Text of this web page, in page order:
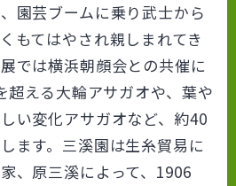
園芸ブームに乗り武士から
もてはやされ親しまれてき
では横浜朝顔会との共催に
超える大輪アサガオや、葉や
い変化アサガオなど、約40
ます。三溪園は生糸貿易に
、原三溪によって、1906